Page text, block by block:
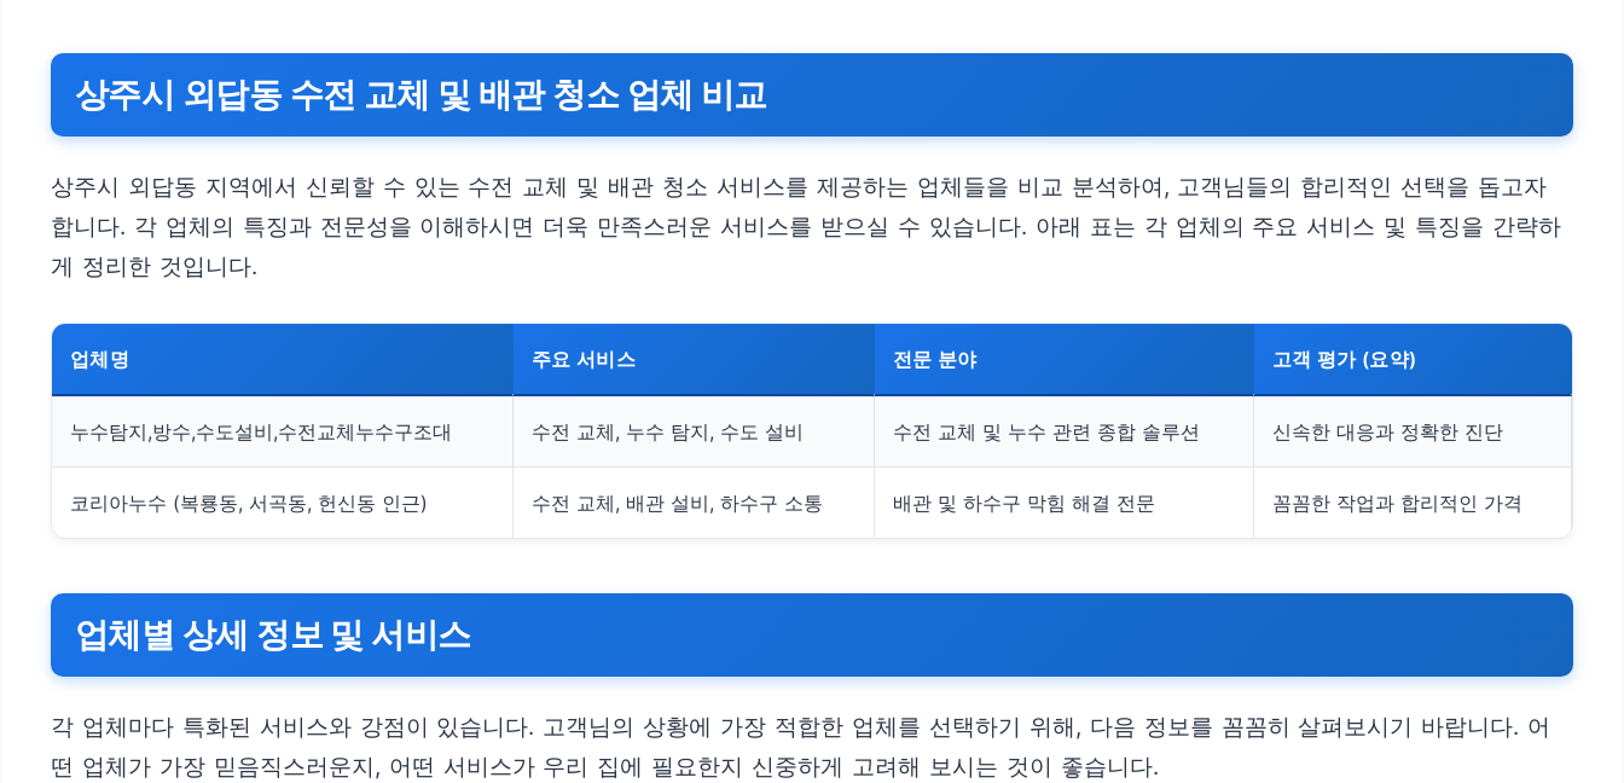
상주시 외답동 수전 교체 및 배관 청소 업체 비교
상주시 외답동 지역에서 신뢰할 수 있는 수전 교체 및 배관 청소 서비스를 제공하는 업체들을 비교 분석하여, 고객님들의 합리적인 선택을 돕고자
합니다. 각 업체의 특징과 전문성을 이해하시면 더욱 만족스러운 서비스를 받으실 수 있습니다. 아래 표는 각 업체의 주요 서비스 및 특징을 간략하
게 정리한 것입니다.
업체명 주요 서비스 전문 분야 고객 평가 (요약)
누수탐지,방수,수도설비,수전교체누수구조대 수전 교체, 누수 탐지, 수도 설비 수전 교체 및 누수 관련 종합 솔루션 신속한 대응과 정확한 진단
코리아누수 (복룡동, 서곡동, 헌신동 인근) 수전 교체, 배관 설비, 하수구 소통 배관 및 하수구 막힘 해결 전문 꼼꼼한 작업과 합리적인 가격
업체별 상세 정보 및 서비스
각 업체마다 특화된 서비스와 강점이 있습니다. 고객님의 상황에 가장 적합한 업체를 선택하기 위해, 다음 정보를 꼼꼼히 살펴보시기 바랍니다. 어
떤 업체가 가장 믿음직스러운지, 어떤 서비스가 우리 집에 필요한지 신중하게 고려해 보시는 것이 좋습니다.